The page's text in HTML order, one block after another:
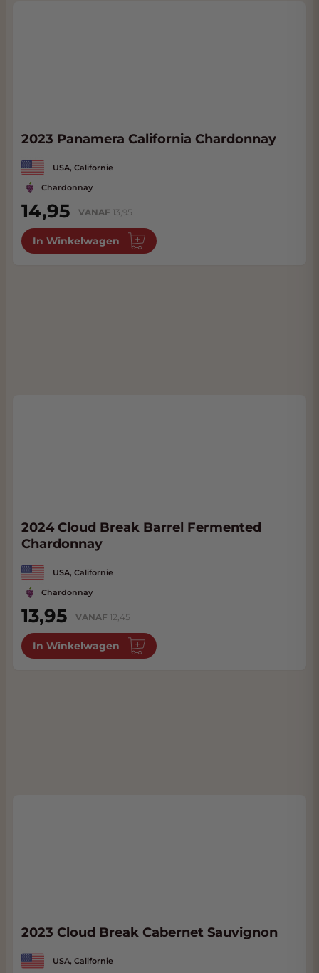
2023 Panamera California Chardonnay
USA, Californie
Chardonnay
14,95 VANAF 13,95
In Winkelwagen
2024 Cloud Break Barrel Fermented
Chardonnay
USA, Californie
Chardonnay
13,95 VANAF 12,45
In Winkelwagen
2023 Cloud Break Cabernet Sauvignon
USA, Californie